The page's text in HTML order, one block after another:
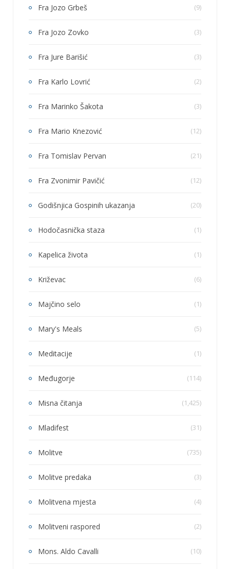
Fra Jozo Grbeš (9)
Fra Jozo Zovko (3)
Fra Jure Barišić (3)
Fra Karlo Lovrić (2)
Fra Marinko Šakota (3)
Fra Mario Knezović (12)
Fra Tomislav Pervan (21)
Fra Zvonimir Pavičić (12)
Godišnjica Gospinih ukazanja (20)
Hodočasnička staza (1)
Kapelica života (1)
Križevac (6)
Majčino selo (1)
Mary's Meals (5)
Meditacije (1)
Međugorje (114)
Misna čitanja (1,425)
Mladifest (31)
Molitve (735)
Molitve predaka (3)
Molitvena mjesta (4)
Molitveni raspored (2)
Mons. Aldo Cavalli (10)